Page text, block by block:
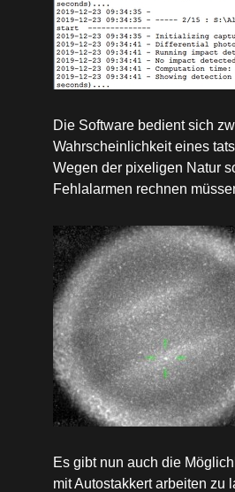
Die Software bedient sich
Wahrscheinlichkeit eines
Wegen der pixeligen Natur
Fehlalarmen rechnen
Es gibt nun auch die
mit Autostakkert arbeiten zu